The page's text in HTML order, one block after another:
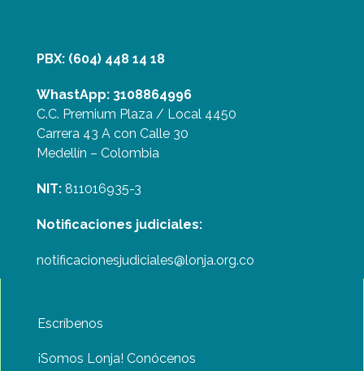
PBX: (604) 448 14 18
WhastApp: 3108864996
C.C. Premium Plaza / Local 4450
Carrera 43 A con Calle 30
Medellín – Colombia
NIT:811016935-3
Notificaciones judiciales:
notificacionesjudiciales@lonja.org.co
Escríbenos
¡Somos Lonja! Conócenos